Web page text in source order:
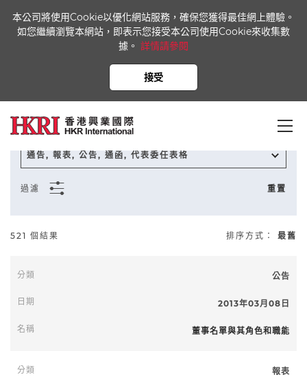
本公司將使用Cookie以優化網站服務，確保您獲得最佳網上體驗。
如您繼續瀏覽本網站，即表示您接受本公司使用Cookie來收集數
據。 詳情請參閱
接受
通告, 報表, 公告, 通函, 代表委任表格
過濾 重置
521 個結果 排序方式： 最舊
公告
2013年03月08日
董事名單與其角色和職能
報表